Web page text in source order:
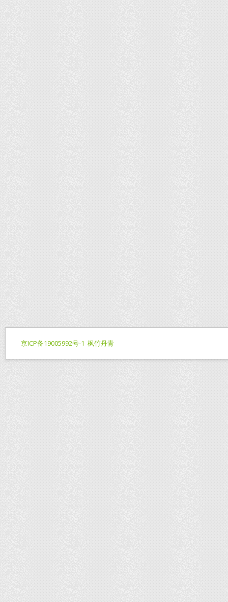
京ICP备19005992号-1 枫竹丹青